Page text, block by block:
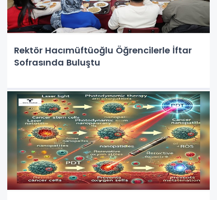
Rektör Hacımüftüoğlu Öğrencilerle İftar
Sofrasında Buluştu